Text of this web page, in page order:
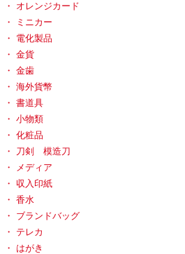
オレンジカード
ミニカー
電化製品
金貨
金歯
海外貨幣
書道具
小物類
化粧品
刀剣 模造刀
メディア
収入印紙
香水
ブランドバッグ
テレカ
はがき